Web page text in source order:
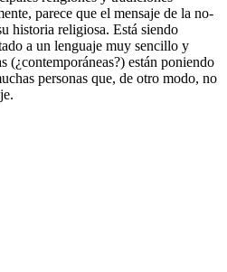
parece que el mensaje de la no-
historia religiosa. Está siendo
a un lenguaje muy sencillo y
(¿contemporáneas?) están poniendo
personas que, de otro modo, no